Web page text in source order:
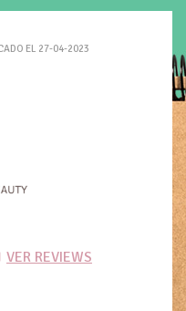
EL 27-04-2023
VER REVIEWS